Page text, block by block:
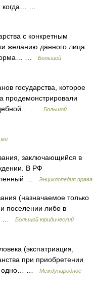
когда… …
с конкретным
желанию данного лица.
норма… …
Большой
государства, которое
продемонстрировали
…
Большой
заключающийся в
В РФ
…
Энциклопедия права
(назначаемое только
поселении либо в
…
Большой юридический
(экспатриация,
при приобретении
одно… …
Международное